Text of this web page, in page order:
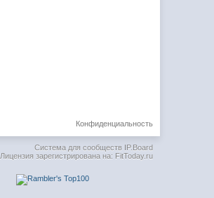
Конфиденциальность
Система для сообществ IP.Board
Лицензия зарегистрирована на: FitToday.ru